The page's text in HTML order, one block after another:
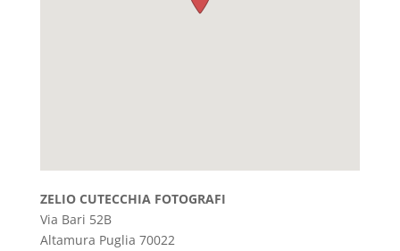
ZELIO CUTECCHIA FOTOGRAFI
Via Bari 52B
Altamura Puglia 70022